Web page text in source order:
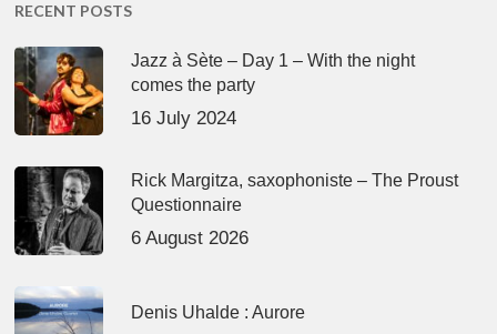
RECENT POSTS
Jazz à Sète – Day 1 – With the night
comes the party
16 July 2024
Rick Margitza, saxophoniste – The Proust
Questionnaire
6 August 2026
Denis Uhalde : Aurore